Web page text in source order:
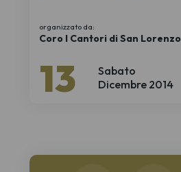
Sabato
13 Dicembre 2014
organizzato da:
Coro I Cantori di San Lorenzo